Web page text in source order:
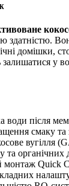
здатністю.
домішки,
у
води після
смаку та
вугілля
та органічних
монтаж Quick